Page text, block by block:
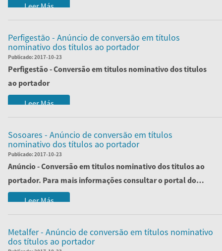
Leer Más
Perfigestão - Anúncio de conversão em títulos
nominativo dos títulos ao portador
Publicado:2017-10-23
Perfigestão - Conversão em titulos nominativo dos titulos
ao portador
Leer Más
Sosoares - Anúncio de conversão em títulos
nominativo dos títulos ao portador
Publicado:2017-10-23
Anúncio - Conversão em titulos nominativo dos titulos ao
portador. Para mais informações consultar o portal do
ministério da justiça.
Leer Más
Metalfer - Anúncio de conversão em títulos nominativo
dos títulos ao portador